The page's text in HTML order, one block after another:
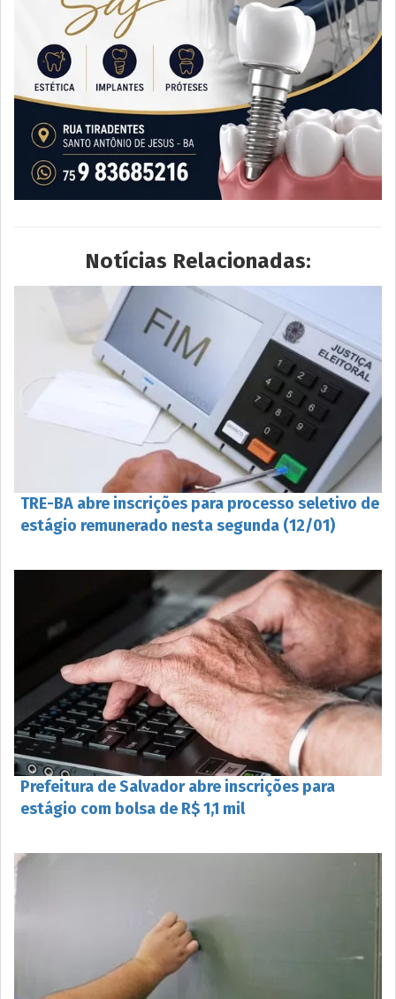
Notícias Relacionadas:
TRE-BA abre inscrições para processo seletivo de
estágio remunerado nesta segunda (12/01)
Prefeitura de Salvador abre inscrições para
estágio com bolsa de R$ 1,1 mil